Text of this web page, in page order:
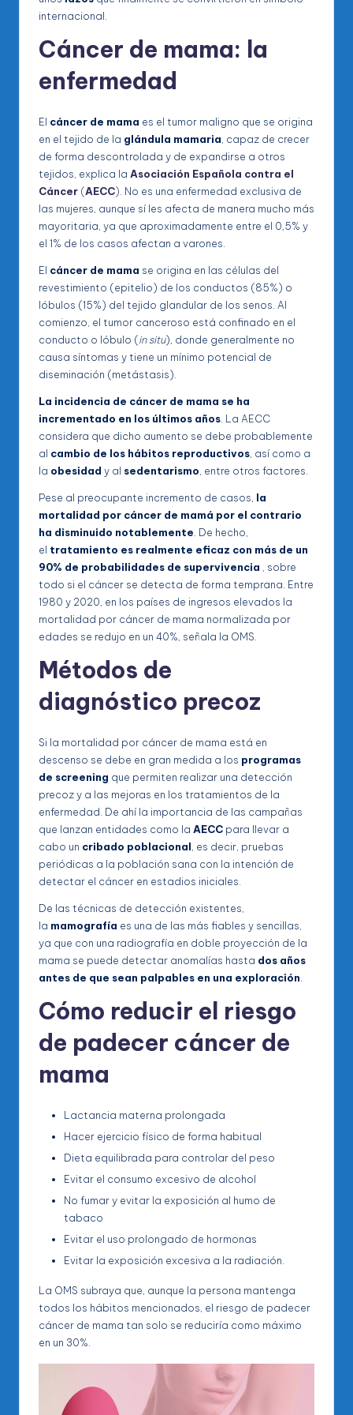
internacional.
Cáncer de mama: la
enfermedad
El cáncer de mama es el tumor maligno que se origina
en el tejido de la glándula mamaria , capaz de crecer
de forma descontrolada y de expandirse a otros
tejidos, explica la Asociación Española contra el
Cáncer (AECC) . No es una enfermedad exclusiva de
las mujeres, aunque sí les afecta de manera mucho más
mayoritaria, ya que aproximadamente entre el 0,5% y
el 1% de los casos afectan a varones.
El cáncer de mama se origina en las células del
revestimiento (epitelio) de los conductos (85%) o
lóbulos (15%) del tejido glandular de los senos. Al
comienzo, el tumor canceroso está confinado en el
conducto o lóbulo (in situ), donde generalmente no
causa síntomas y tiene un mínimo potencial de
diseminación (metástasis).
La incidencia de cáncer de mama se ha
incrementado en los últimos años . La AECC
considera que dicho aumento se debe probablemente
al cambio de los hábitos reproductivos , así como a
la obesidad y al sedentarismo , entre otros factores.
Pese al preocupante incremento de casos, la
mortalidad por cáncer de mamá por el contrario
ha disminuido notablemente . De hecho,
el tratamiento es realmente eficaz con más de un
90% de probabilidades de supervivencia , sobre
todo si el cáncer se detecta de forma temprana. Entre
1980 y 2020, en los países de ingresos elevados la
mortalidad por cáncer de mama normalizada por
edades se redujo en un 40%, señala la OMS.
Métodos de
diagnóstico precoz
Si la mortalidad por cáncer de mama está en
descenso se debe en gran medida a los programas
de screening que permiten realizar una detección
precoz y a las mejoras en los tratamientos de la
enfermedad. De ahí la importancia de las campañas
que lanzan entidades como la AECC para llevar a
cabo un cribado poblacional , es decir, pruebas
periódicas a la población sana con la intención de
detectar el cáncer en estadios iniciales.
De las técnicas de detección existentes,
la mamografía es una de las más fiables y sencillas,
ya que con una radiografía en doble proyección de la
mama se puede detectar anomalías hasta dos años
antes de que sean palpables en una exploración
Cómo reducir el riesgo
de padecer cáncer de
mama
Lactancia materna prolongada
Hacer ejercicio físico de forma habitual
Dieta equilibrada para controlar del peso
Evitar el consumo excesivo de alcohol
No fumar y evitar la exposición al humo de
tabaco
Evitar el uso prolongado de hormonas
Evitar la exposición excesiva a la radiación.
La OMS subraya que, aunque la persona mantenga
todos los hábitos mencionados, el riesgo de padecer
cáncer de mama tan solo se reduciría como máximo
en un 30%.